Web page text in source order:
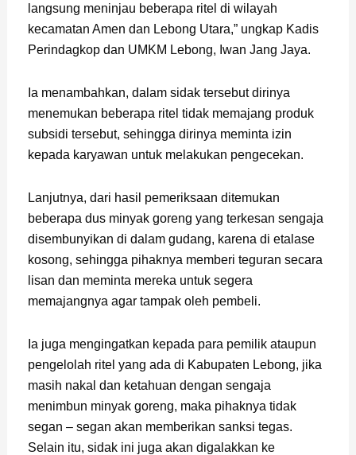
langsung meninjau beberapa ritel di wilayah
kecamatan Amen dan Lebong Utara,” ungkap Kadis
Perindagkop dan UMKM Lebong, Iwan Jang Jaya.
Ia menambahkan, dalam sidak tersebut dirinya
menemukan beberapa ritel tidak memajang produk
subsidi tersebut, sehingga dirinya meminta izin
kepada karyawan untuk melakukan pengecekan.
Lanjutnya, dari hasil pemeriksaan ditemukan
beberapa dus minyak goreng yang terkesan sengaja
disembunyikan di dalam gudang, karena di etalase
kosong, sehingga pihaknya memberi teguran secara
lisan dan meminta mereka untuk segera
memajangnya agar tampak oleh pembeli.
Ia juga mengingatkan kepada para pemilik ataupun
pengel olah ritel yang ada di Kabupaten Lebong, jika
masih nakal dan ketahuan dengan sengaja
menimbun minyak goreng, maka pihaknya tidak
segan – segan akan memberikan sanksi tegas.
Selain itu, sidak ini juga akan digalakkan ke